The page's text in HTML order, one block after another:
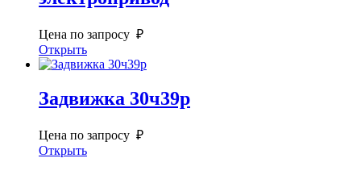
Цена по запросу ₽
Открыть
Задвижка 30ч39р
Цена по запросу ₽
Открыть